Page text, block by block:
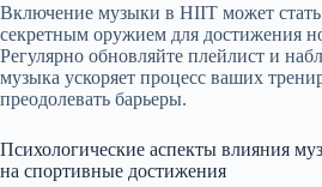
Включение музыки в HIIT может
секретным оружием для достижения
Регулярно обновляйте плейлист и
музыка ускоряет процесс ваших
преодолевать барьеры.
Психологические аспекты влияния
на спортивные достижения